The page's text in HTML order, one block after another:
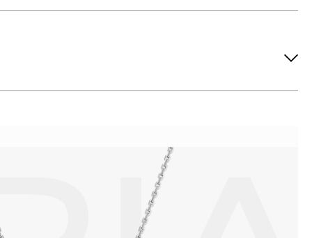
оставить на нем царапины. Изделия с бриллиантами
Также высокую влажность плохо переносят жемчуг,
или замшевой салфеткой.